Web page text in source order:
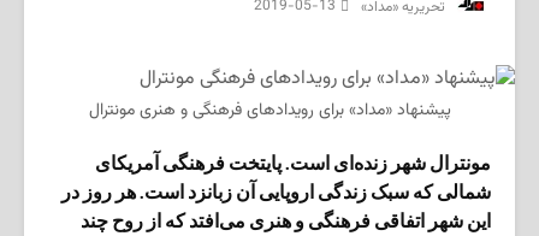
‌ تحریریه «مداد» 2019-05-13
پیشنهاد «مداد» برای رویدادهای فرهنگی و هنری مونترال
مونترال شهر زنده‌ای است. پایتخت فرهنگی آمریکای
شمالی که سبک زندگی اروپایی آن زبانزد است. هر روز در
این شهر اتفاقی فرهنگی و هنری می‌افتد که از روح چند